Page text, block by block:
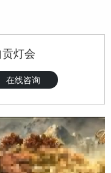
灯会
在线咨询